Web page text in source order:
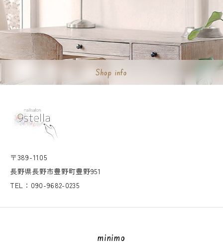
Shop info
〒389-1105
長野県長野市豊野町豊野951
TEL：090-9682-0235
minimo